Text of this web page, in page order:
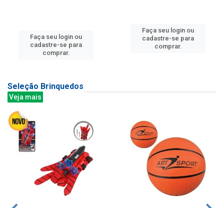
Faça seu login ou
cadastre-se para
comprar.
Faça seu login ou
cadastre-se para
comprar.
Seleção Brinquedos
Veja mais